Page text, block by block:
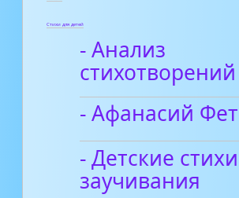
Стихи для детей
- Анализ
стихотворений
- Афанасий Фет
- Детские
заучивания